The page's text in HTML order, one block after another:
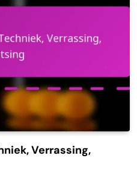
Verrassing,